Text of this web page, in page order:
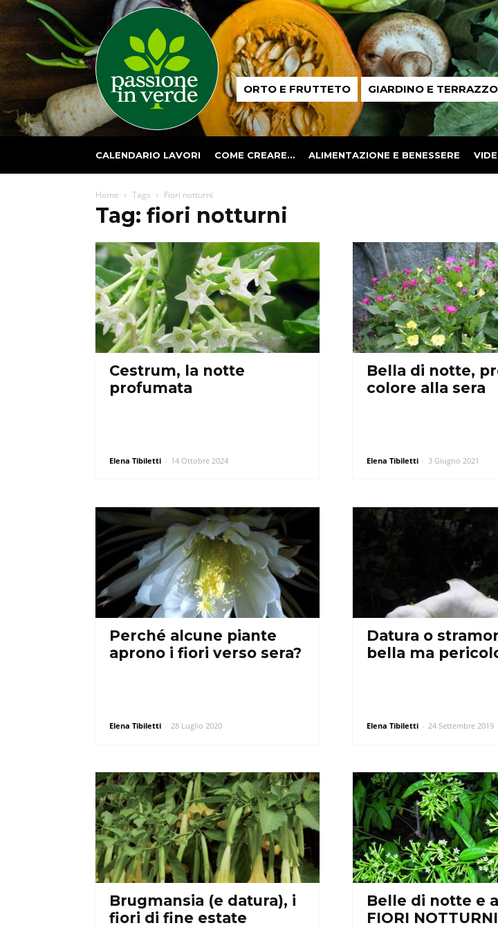
Passione
in ORTO E FRUTTETO GIARDINO E TERRAZZO
CALENDARIO LAVORI COME CREARE… ALIMENTAZIONE E BENESSERE
Home Tags Fiori notturni
Tag: fiori notturni
Cestrum, la notte
profumata
Elena Tibiletti - 14 Ottobre 2024
Bella di notte,
colore alla sera
Elena Tibiletti - 3 Giugno 2021
Perché alcune piante
aprono i fiori verso sera?
Elena Tibiletti - 28 Luglio 2020
Datura o
bella ma
Elena Tibiletti - 24 Settembre 2019
Brugmansia (e datura), i
fiori di fine estate
Belle di notte e
FIORI NOTTURNI